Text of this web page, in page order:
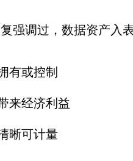
强调过，数据资产入
有或控制
来经济利益
晰可计量